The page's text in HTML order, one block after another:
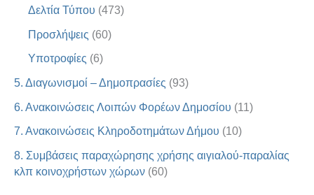
Δελτία Τύπου (473)
Προσλήψεις (60)
Υποτροφίες (6)
5. Διαγωνισμοί – Δημοπρασίες (93)
6. Ανακοινώσεις Λοιπών Φορέων Δημοσίου (11)
7. Ανακοινώσεις Κληροδοτημάτων Δήμου (10)
8. Συμβάσεις παραχώρησης χρήσης αιγιαλού-παραλίας
κλπ κοινοχρήστων χώρων (60)